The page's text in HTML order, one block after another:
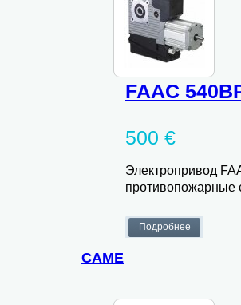
FAAC
500 €
Электропривод
противопожарные
CAME